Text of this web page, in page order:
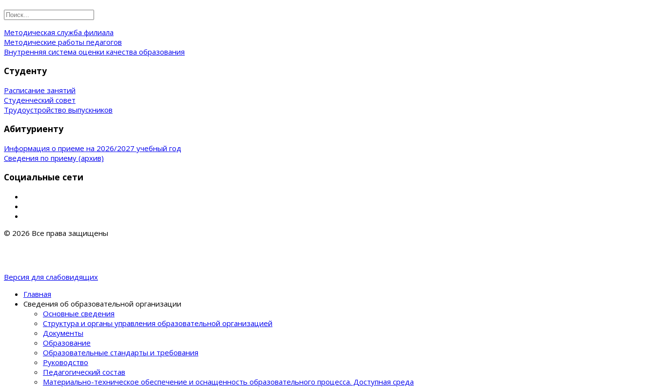
Методическая служба филиала
Методические работы педагогов
Внутренняя система оценки качества образования
Студенту
Расписание занятий
Студенческий совет
Трудоустройство выпускников
Абитуриенту
Информация о приеме на 2026/2027 учебный год
Сведения по приему (архив)
Социальные сети
© 2026 Все права защищены
Версия для слабовидящих
Главная
Сведения об образовательной организации
Основные сведения
Структура и органы управления образовательной организацией
Документы
Образование
Образовательные стандарты и требования
Руководство
Педагогический состав
Материально-техническое обеспечение и оснащенность образовательного процеcса. Доступная среда